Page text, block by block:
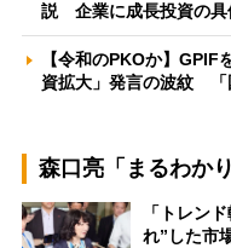
説 企業に成長投資の
【令和のPKOか】
資拡大」発言の波紋
森口亮「まるわか
「トレン
れ”した市